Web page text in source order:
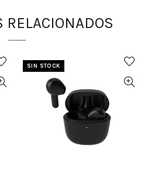
RELACIONADOS
SIN STOCK